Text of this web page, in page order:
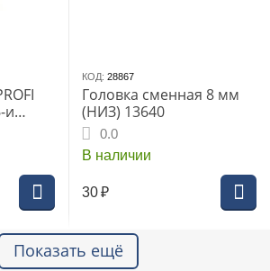
и
КОД: 28867
Головка сменная 8 мм
(НИЗ) 13640
0.0
В наличии
30 ₽
Показать ещё